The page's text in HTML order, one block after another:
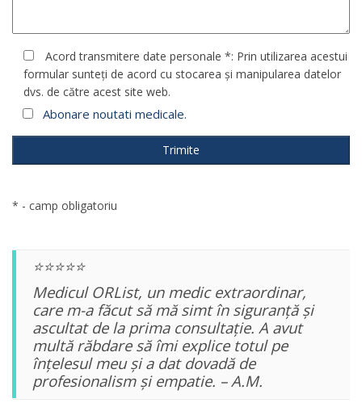
Acord transmitere date personale *: Prin utilizarea acestui
formular sunteți de acord cu stocarea și manipularea datelor
dvs. de către acest site web.
Abonare noutati medicale.
* - camp obligatoriu
⭐⭐⭐⭐⭐
Medicul ORList, un medic extraordinar,
care m-a făcut să mă simt în siguranță și
ascultat de la prima consultație. A avut
multă răbdare să îmi explice totul pe
înțelesul meu și a dat dovadă de
profesionalism și empatie. – A.M.